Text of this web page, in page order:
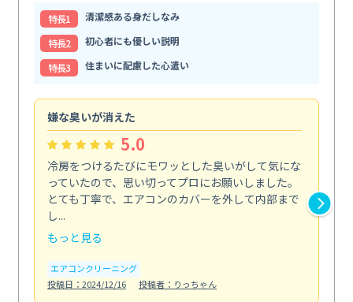
特⻑1
清潔感ある身だしなみ
特⻑2
初心者にも優しい説明
特⻑3
住まいに配慮した心遣い
嫌な臭いが消えた
5.0
冷房をつけるたびにモワッとした臭いがして気にな
っていたので、思い切ってプロにお願いしました。
とても丁寧で、エアコンのカバーを外して内部まで
し...
もっと見る
エアコンクリーニング
投稿日：2024/12/16
投稿者：りっちゃん